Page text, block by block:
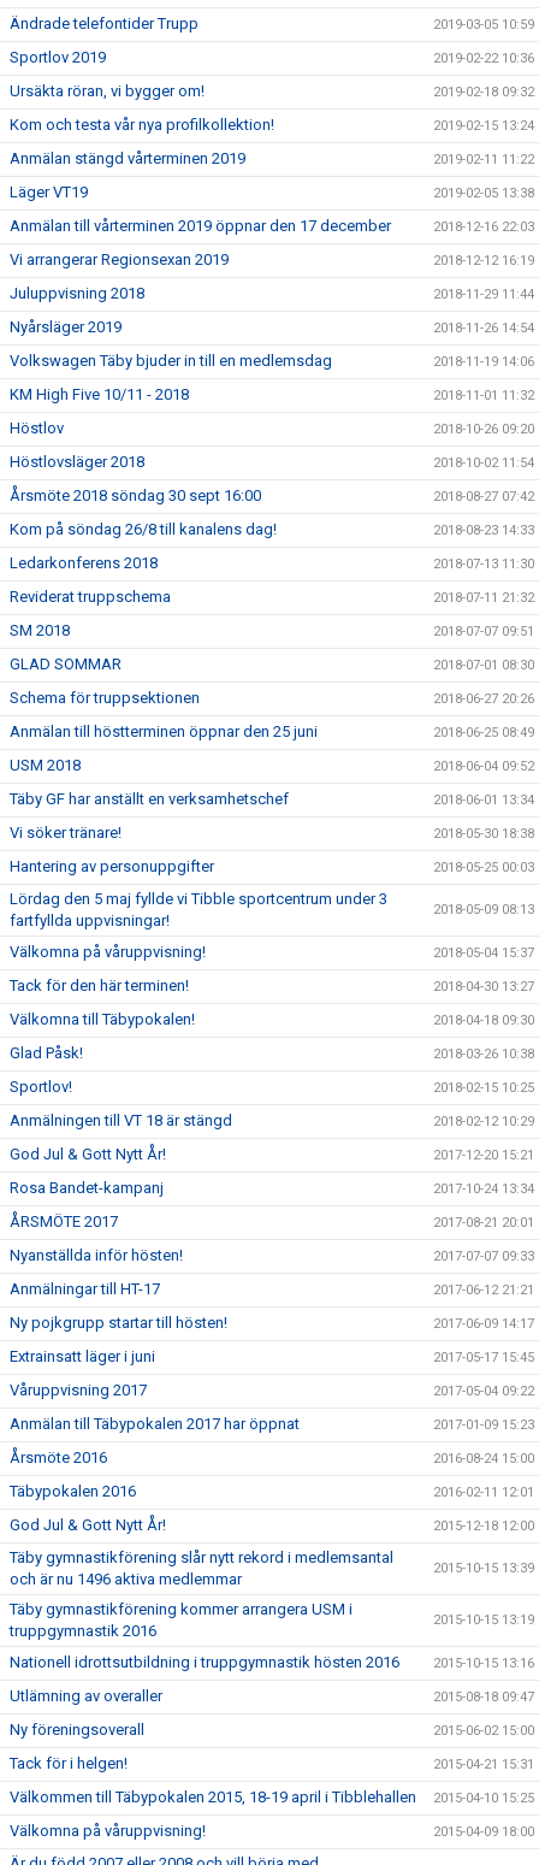
Ändrade telefontider Trupp 2019-03-05 10:59
Sportlov 2019 2019-02-22 10:36
Ursäkta röran, vi bygger om! 2019-02-18 09:32
Kom och testa vår nya profilkollektion! 2019-02-15 13:24
Anmälan stängd vårterminen 2019 2019-02-11 11:22
Läger VT19 2019-02-05 13:38
Anmälan till vårterminen 2019 öppnar den 17 december 2018-12-16 22:03
Vi arrangerar Regionsexan 2019 2018-12-12 16:19
Juluppvisning 2018 2018-11-29 11:44
Nyårsläger 2019 2018-11-26 14:54
Volkswagen Täby bjuder in till en medlemsdag 2018-11-19 14:06
KM High Five 10/11 - 2018 2018-11-01 11:32
Höstlov 2018-10-26 09:20
Höstlovsläger 2018 2018-10-02 11:54
Årsmöte 2018 söndag 30 sept 16:00 2018-08-27 07:42
Kom på söndag 26/8 till kanalens dag! 2018-08-23 14:33
Ledarkonferens 2018 2018-07-13 11:30
Reviderat truppschema 2018-07-11 21:32
SM 2018 2018-07-07 09:51
GLAD SOMMAR 2018-07-01 08:30
Schema för truppsektionen 2018-06-27 20:26
Anmälan till höstterminen öppnar den 25 juni 2018-06-25 08:49
USM 2018 2018-06-04 09:52
Täby GF har anställt en verksamhetschef 2018-06-01 13:34
Vi söker tränare! 2018-05-30 18:38
Hantering av personuppgifter 2018-05-25 00:03
Lördag den 5 maj fyllde vi Tibble sportcentrum under 3
fartfyllda uppvisningar!
2018-05-09 08:13
Välkomna på våruppvisning! 2018-05-04 15:37
Tack för den här terminen! 2018-04-30 13:27
Välkomna till Täbypokalen! 2018-04-18 09:30
Glad Påsk! 2018-03-26 10:38
Sportlov! 2018-02-15 10:25
Anmälningen till VT 18 är stängd 2018-02-12 10:29
God Jul & Gott Nytt År! 2017-12-20 15:21
Rosa Bandet-kampanj 2017-10-24 13:34
ÅRSMÖTE 2017 2017-08-21 20:01
Nyanställda inför hösten! 2017-07-07 09:33
Anmälningar till HT-17 2017-06-12 21:21
Ny pojkgrupp startar till hösten! 2017-06-09 14:17
Extrainsatt läger i juni 2017-05-17 15:45
Våruppvisning 2017 2017-05-04 09:22
Anmälan till Täbypokalen 2017 har öppnat 2017-01-09 15:23
Årsmöte 2016 2016-08-24 15:00
Täbypokalen 2016 2016-02-11 12:01
God Jul & Gott Nytt År! 2015-12-18 12:00
Täby gymnastikförening slår nytt rekord i medlemsantal
och är nu 1496 aktiva medlemmar
2015-10-15 13:39
Täby gymnastikförening kommer arrangera USM i
truppgymnastik 2016
2015-10-15 13:19
Nationell idrottsutbildning i truppgymnastik hösten 2016 2015-10-15 13:16
Utlämning av overaller 2015-08-18 09:47
Ny föreningsoverall 2015-06-02 15:00
Tack för i helgen! 2015-04-21 15:31
Välkommen till Täbypokalen 2015, 18-19 april i Tibblehallen 2015-04-10 15:25
Välkomna på våruppvisning! 2015-04-09 18:00